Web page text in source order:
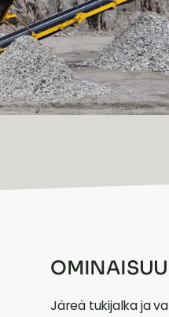
Järeä tukijalka ja